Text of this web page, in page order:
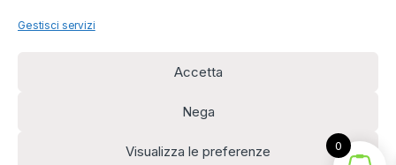
Gestisci servizi
Accetta
Nega
Visualizza le preferenze
(0039) 091
5607514
0